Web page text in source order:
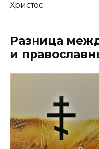
Христос.
Разница
и